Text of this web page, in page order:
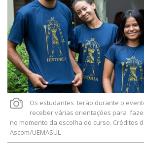
Os estudantes terão durante o
receber várias orientações para
no momento da escolha do curso. Créditos
Ascom/UEMASUL